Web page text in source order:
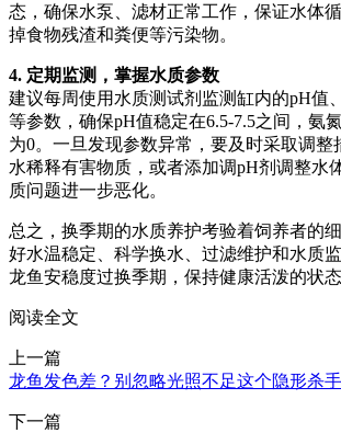
态，确保水泵、滤材正常工作，保证水体
掉食物残渣和粪便等污染物。
4. 定期监测，掌握水质参数
建议每周使用水质测试剂监测缸内的pH值
等参数，确保pH值稳定在6.5-7.5之间，氨
为0。一旦发现参数异常，要及时采取调整
水稀释有害物质，或者添加调pH剂调整水
质问题进一步恶化。
总之，换季期的水质养护考验着饲养者的
好水温稳定、科学换水、过滤维护和水质
龙鱼安稳度过换季期，保持健康活泼的状态
阅读全文
上一篇
龙鱼发色差？别忽略光照不足这个隐形杀手
下一篇